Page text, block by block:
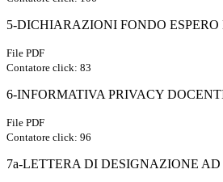
5-DICHIARAZIONI FONDO
File PDF
Contatore click: 83
6-INFORMATIVA PRIVACY
File PDF
Contatore click: 96
7a-LETTERA DI DESIGNAZIONE